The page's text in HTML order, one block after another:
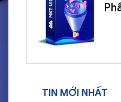
TIN MỚI NHẤT